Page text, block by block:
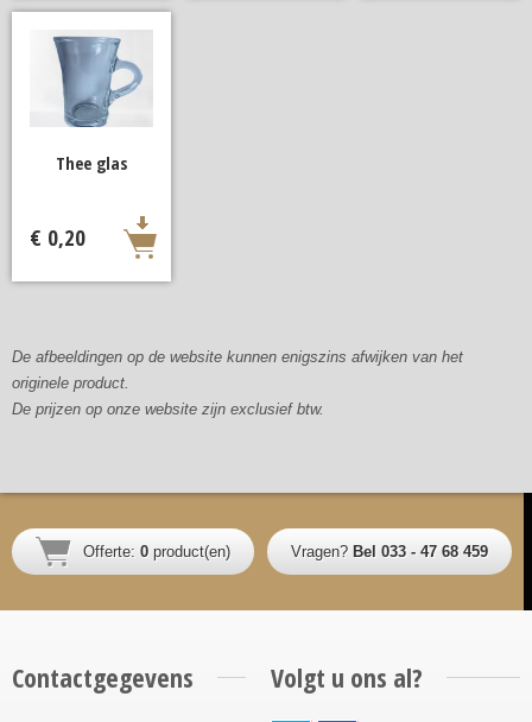
Thee glas
€ 0,20
De afbeeldingen op de website kunnen enigszins afwijken van het
originele product.
De prijzen op onze website zijn exclusief btw.
Offerte: 0 product(en) Vragen? Bel 033 - 47 68 459
Contactgegevens Volgt u ons al?